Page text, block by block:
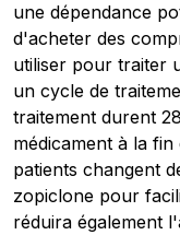
une dépendance
d'acheter des
utiliser pour traiter
un cycle de
traitement durent
médicament à la
patients changent
zopiclone pour
réduira également